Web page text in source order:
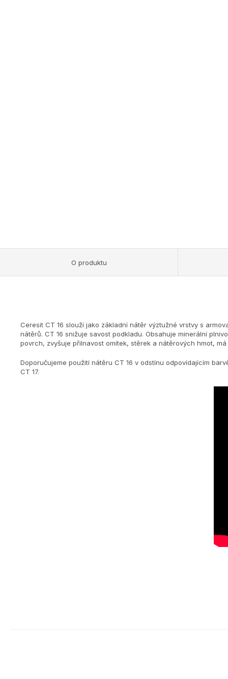
O produktu
Ceresit CT 16 slouží jako základní nátěr výztužné vrstvy s
nátěrů. CT 16 snižuje savost podkladu. Obsahuje minerální
povrch, zvyšuje přilnavost omítek, stěrek a nátěrových hmot,
Doporučujeme použití nátěru CT 16 v odstínu odpovídajícím
CT 17.